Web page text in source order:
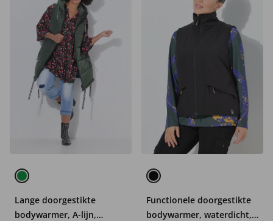
Lange doorgestikte
bodywarmer, A-lijn,
Functionele doorgestikte
bodywarmer, waterdicht,